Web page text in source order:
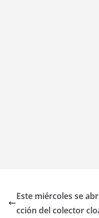
Este miércoles se
cción del colector